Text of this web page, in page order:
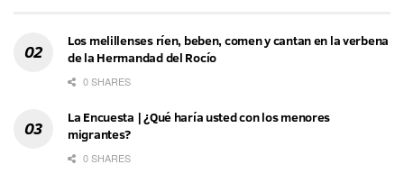
Los melillenses ríen, beben, comen y cantan en la verbena
de la Hermandad del Rocío
0 SHARES
La Encuesta | ¿Qué haría usted con los menores
migrantes?
0 SHARES